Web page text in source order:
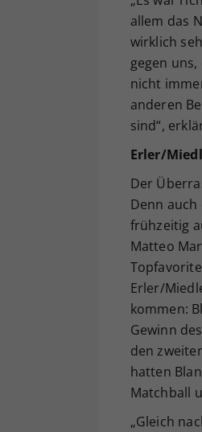
allem das
wirklich
gegen
nicht
anderen
sind“,
Erler/
Der
Denn
frühzeitig
Matteo
Erler/
kommen:
Gewinn
den
hatten
Matchball
„Gleich